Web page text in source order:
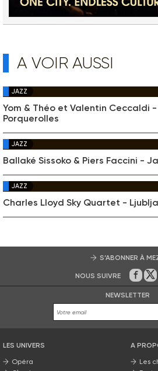
A VOIR AUSSI
JAZZ
Yom & Théo et Valentin Ceccaldi
Porquerolles
JAZZ
Ballaké Sissoko & Piers Faccini -
JAZZ
Charles Lloyd Sky Quartet -
S’ABONNER À
NOUS SUIVRE Sur
NEWSLETTER
LES UNIVERS
Opéra
A
Les